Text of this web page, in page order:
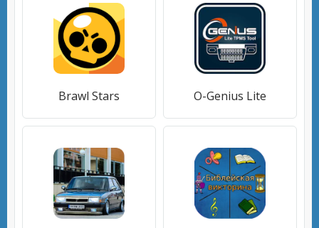
Brawl Stars O-Genius Lite